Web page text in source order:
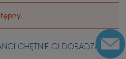
CHĘTNIE CI DORADZĄ